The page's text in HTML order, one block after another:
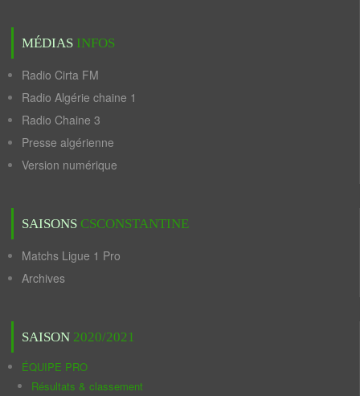
MÉDIAS INFOS
Radio Cirta FM
Radio Algérie chaine 1
Radio Chaine 3
Presse algérienne
Version numérique
SAISONS CSCONSTANTINE
Matchs Ligue 1 Pro
Archives
SAISON 2020/2021
ÉQUIPE PRO
Résultats & classement